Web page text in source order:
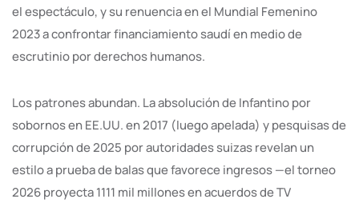
el espectáculo, y su renuencia en el Mundial Femenino
2023 a confrontar financiamiento saudí en medio de
escrutinio por derechos humanos.
Los patrones abundan. La absolución de Infantino por
sobornos en EE.UU. en 2017 (luego apelada) y pesquisas de
corrupción de 2025 por autoridades suizas revelan un
estilo a prueba de balas que favorece ingresos —el torneo
2026 proyecta 1111 mil millones en acuerdos de TV